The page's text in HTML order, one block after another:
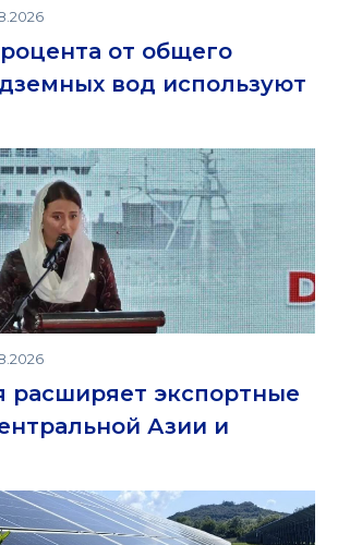
от общего
вод используют
расширяет экспортные
Азии и